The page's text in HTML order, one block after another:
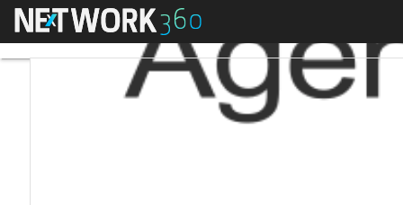
Menu